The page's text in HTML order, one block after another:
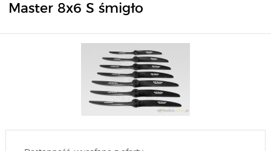
Master 8x6 S śmigło